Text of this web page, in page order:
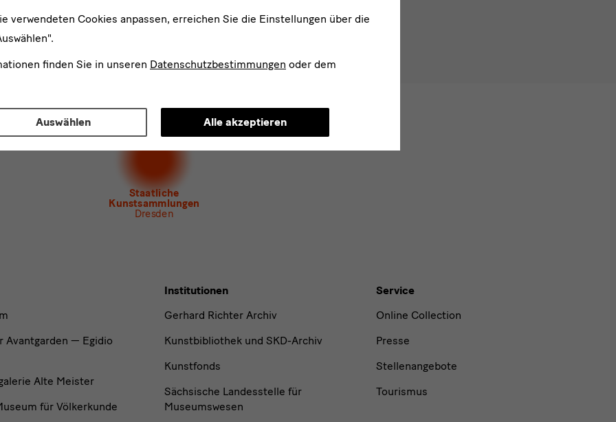
verwendeten Cookies anpassen, erreichen Sie die Einstellungen über die
finden Sie in unseren Datenschutzbestimmungen oder dem
Auswählen Alle akzeptieren
der Datenschutzerklärung zu.*
Sie mindestens einen Newsletter aus.
gern folgendeNewsletterabonnieren*
des Albertinum
Museum für Sächsische Volkskunst
Staatliche
Kunstsammlungen
Dresden
Avantgarden — Egidio
Alte Meister
für Völkerkunde
Institutionen
Gerhard Richter Archiv
Kunstbibliothek und SKD-Archiv
Kunstfonds
Sächsische Landesstelle für
Museumswesen
Service
Online Collection
Presse
Stellenangebote
Tourismus